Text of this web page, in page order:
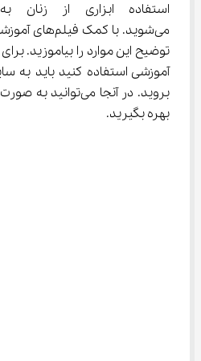
آموزشی استفاده کنید باید به
بروید. در آنجا
بهره بگیرید.